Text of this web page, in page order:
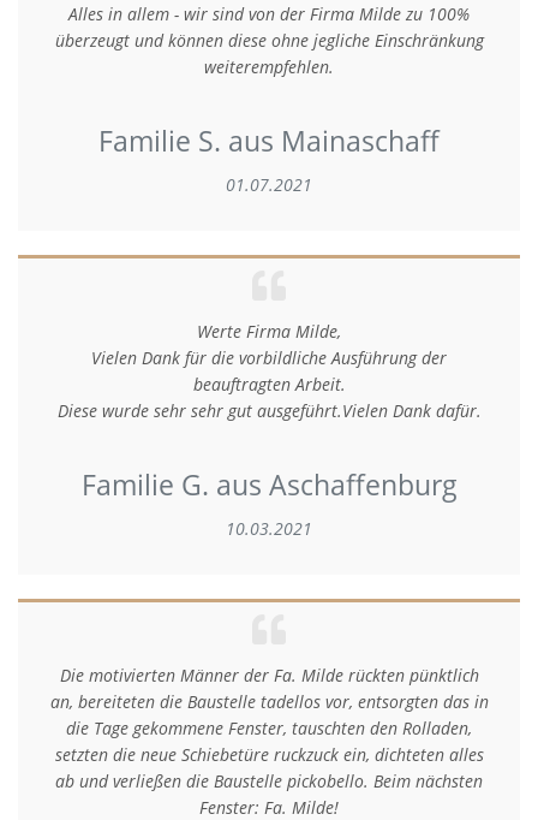
Alles in allem - wir sind von der Firma Milde zu 100%
überzeugt und können diese ohne jegliche Einschränkung
weiterempfehlen.
Familie S. aus Mainaschaff
01.07.2021
Werte Firma Milde,
Vielen Dank für die vorbildliche Ausführung der
beauftragten Arbeit.
Diese wurde sehr sehr gut ausgeführt.Vielen Dank dafür.
Familie G. aus Aschaffenburg
10.03.2021
Die motivierten Männer der Fa. Milde rückten pünktlich
an, bereiteten die Baustelle tadellos vor, entsorgten das in
die Tage gekommene Fenster, tauschten den Rolladen,
setzten die neue Schiebetüre ruckzuck ein, dichteten alles
ab und verließen die Baustelle pickobello. Beim nächsten
Fenster: Fa. Milde!